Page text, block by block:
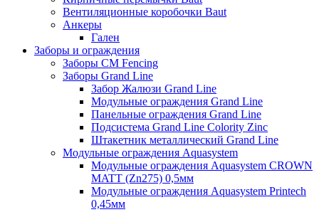
Вентиляционные коробочки Baut
Анкеры
Гален
Заборы и ограждения
Заборы CM Fencing
Заборы Grand Line
Забор Жалюзи Grand Line
Модульные ограждения Grand Line
Панельные ограждения Grand Line
Подсистема Grand Line Colority Zinc
Штакетник металлический Grand Line
Модульные ограждения Aquasystem
Модульные ограждения Aquasystem CROWN
MATT (Zn275) 0,5мм
Модульные ограждения Aquasystem Printech
0,45мм